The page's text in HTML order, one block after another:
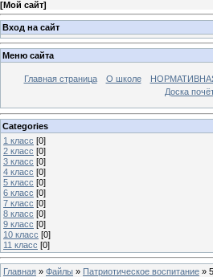
[Мой сайт]
Вход на сайт
Меню сайта
Главная страница О школе
Доска
Categories
1 класс [0]
2 класс [0]
3 класс [0]
4 класс [0]
5 класс [0]
6 класс [0]
7 класс [0]
8 класс [0]
9 класс [0]
10 класс [0]
11 класс [0]
Главная » Файлы » Патриотическое воспитание »